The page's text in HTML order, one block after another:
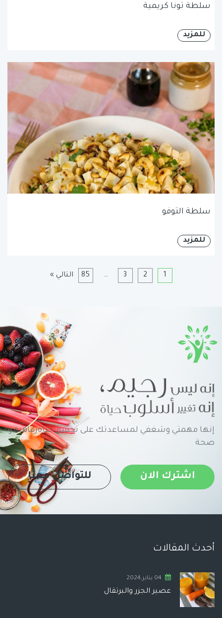
سلطة تونا كريمية
للمزيد
سلطة التوفو
للمزيد
1
2
3
…
85 التالي »
إنها مهمتي وشغفي لمساعدتك على تحقيق حياةرفاهية و
صحة
اشترك الان للتواصل معنا
أحدث المقالات
04 يناير,2024
عصير الجزر والبرتقال